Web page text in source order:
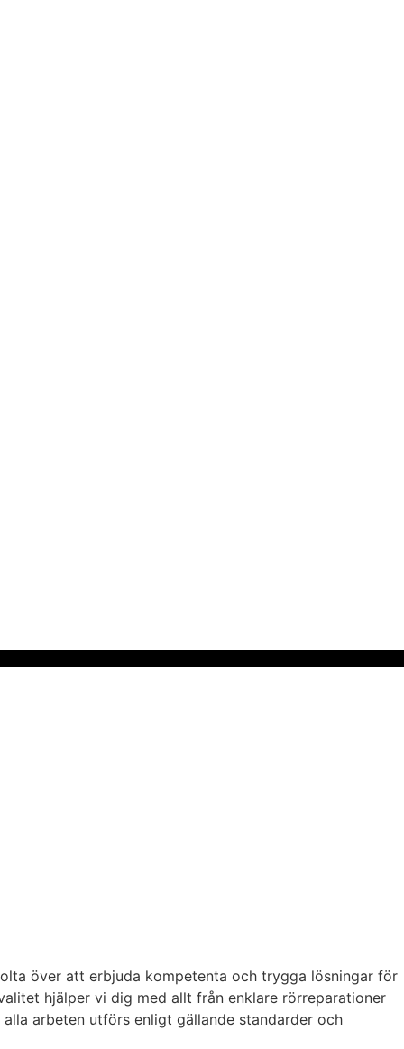
över att erbjuda kompetenta och trygga lösningar för
hjälper vi dig med allt från enklare rörreparationer
arbeten utförs enligt gällande standarder och